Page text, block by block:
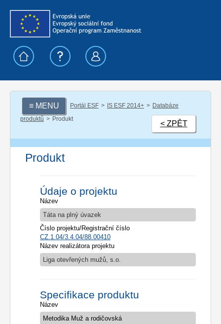
≡ MENU Portál ESF IS ESF 2014+
Databáze
produktů
Produkt
< ZPĚT
Produkt
Údaje o projektu
Název
Táta na plný úvazek
Číslo projektu/Registrační číslo
CZ.1.04/3.4.04/88.00410
Název realizátora projektu
Liga otevřených mužů, s.o.
Specifikace produktu
Název